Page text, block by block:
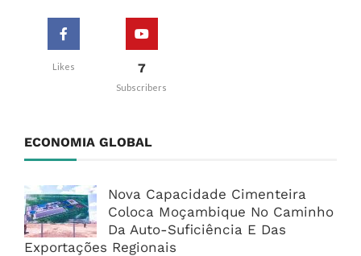
Likes 7
Subscribers
ECONOMIA GLOBAL
Nova Capacidade Cimenteira
Coloca Moçambique No Caminho
Da Auto-Suficiência E Das
Exportações Regionais